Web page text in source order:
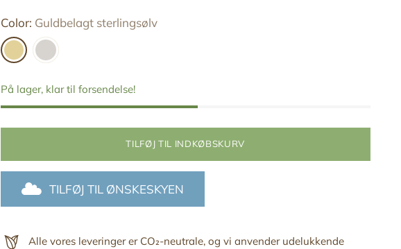
Color: Guldbelagt sterlingsølv
På lager, klar til forsendelse!
TILFØJ TIL INDKØBSKURV
TILFØJ TIL ØNSKESKYEN
Alle vores leveringer er CO₂-neutrale, og vi anvender udelukkende